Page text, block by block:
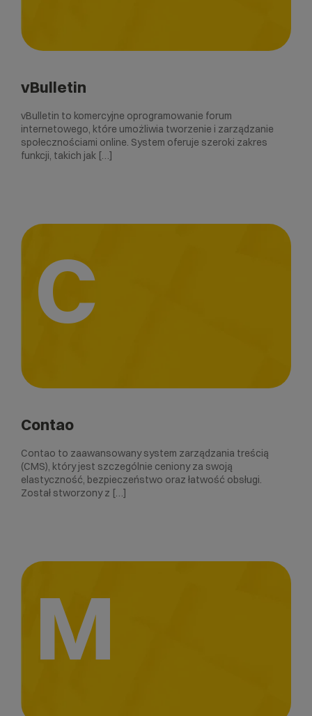
vBulletin
vBulletin to komercyjne oprogramowanie forum
internetowego, które umożliwia tworzenie i zarządzanie
społecznościami online. System oferuje szeroki zakres
funkcji, takich jak […]
C
Contao
Contao to zaawansowany system zarządzania treścią
(CMS), który jest szczególnie ceniony za swoją
elastyczność, bezpieczeństwo oraz łatwość obsługi.
Został stworzony z […]
M